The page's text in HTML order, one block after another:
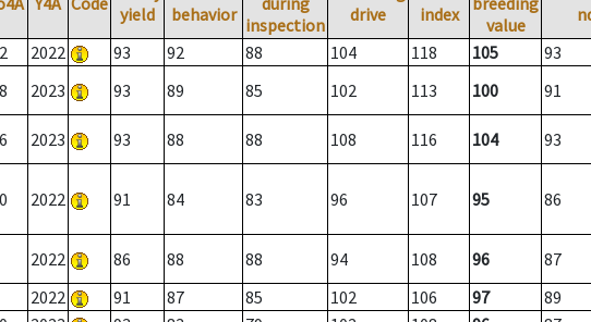
yield
behavior inspection
drive
index
value
2022 93 92 88 104 118 105
93
2023 93 89 85 102 113 100 91
2023 93 88 88 108 116 104 93
2022 91 84 83 96 107 95 86
2022 86 88 88 94 108 96
87
2022 91 87 85 102 106 97
89